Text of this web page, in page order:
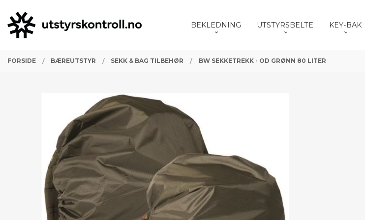
innholdet
PRODUKTER
BEKLEDNING UTSTYRSBELTE KEY-BAK
FORSIDE BÆREUTSTYR SEKK & BAG TILBEHØR BW SEKKETREKK - OD GRØNN 80 LITER